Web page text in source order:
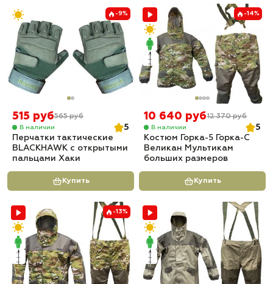
-9%
515 руб565 руб
В наличии
5
Перчатки тактические
BLACKHAWK с открытыми
пальцами Хаки
Купить
-14%
10 640 руб12 370 руб
В наличии
5
Костюм Горка-5 Горка-С
Великан Мультикам
больших размеров
Купить
-13%